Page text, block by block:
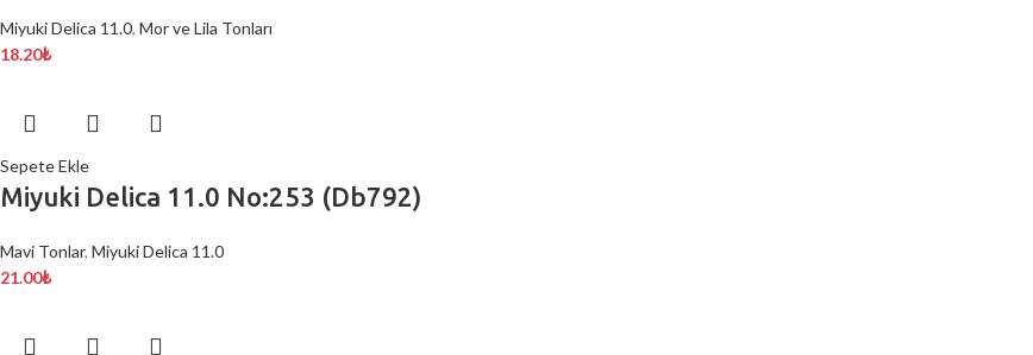
Miyuki Delica 11.0, Mor ve Lila Tonları
18.20₺
Sepete Ekle
Miyuki Delica 11.0 No:253 (Db792)
Mavi Tonlar, Miyuki Delica 11.0
21.00₺